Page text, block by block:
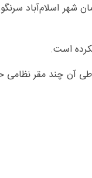
شهر اسلام‌آباد
است.
طی آن چند مقر